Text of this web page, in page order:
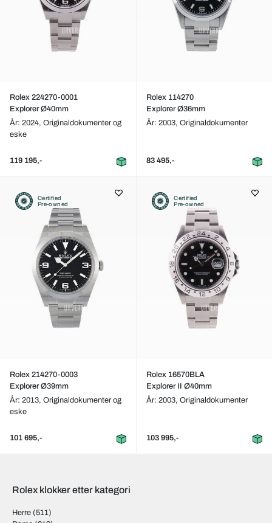
Rolex 224270-0001
Explorer Ø40mm
År: 2024, Originaldokumenter og
eske
119 195,-
Rolex 114270
Explorer Ø36mm
År: 2003, Originaldokumenter
83 495,-
Certified
Pre-owned
Rolex 214270-0003
Explorer Ø39mm
År: 2013, Originaldokumenter og
eske
101 695,-
Certified
Pre-owned
Rolex 16570BLA
Explorer II Ø40mm
År: 2003, Originaldokumenter
103 995,-
Rolex klokker etter kategori
Herre (511)